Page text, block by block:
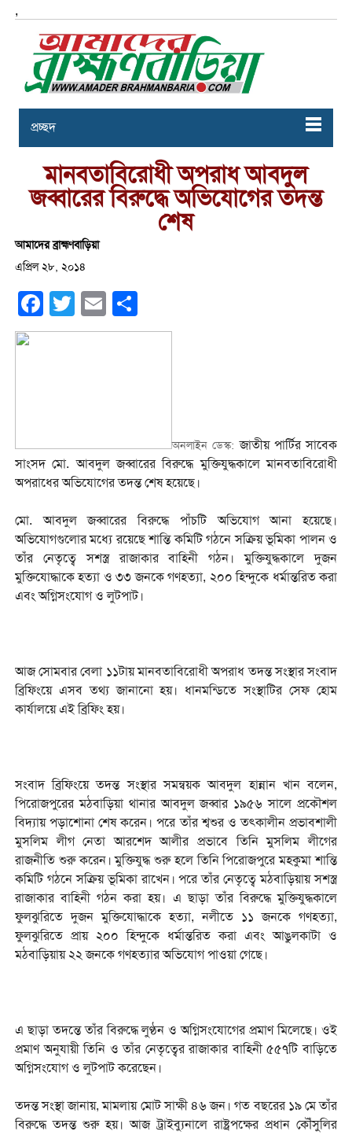
,
প্রচ্ছদ
মানবতাবিরোধী অপরাধ আবদুল
জব্বারের বিরুদ্ধে অভিযোগের তদন্ত
শেষ
আমাদের ব্রাহ্মণবাড়িয়া
এপ্রিল ২৮, ২০১৪
Facebook
Twitter Email
অনলাইন ডেস্ক:জাতীয় পার্টির সাবেক
সাংসদ মো. আবদুল জব্বারের বিরুদ্ধে মুক্তিযুদ্ধকালে মানবতাবিরোধী
অপরাধের অভিযোগের তদন্ত শেষ হয়েছে।
মো. আবদুল জব্বারের বিরুদ্ধে পাঁচটি অভিযোগ আনা হয়েছে।
অভিযোগগুলোর মধ্যে রয়েছে শান্তি কমিটি গঠনে সক্রিয় ভূমিকা পালন ও
তাঁর নেতৃত্বে সশস্ত্র রাজাকার বাহিনী গঠন। মুক্তিযুদ্ধকালে দুজন
মুক্তিযোদ্ধাকে হত্যা ও ৩৩ জনকে গণহত্যা, ২০০ হিন্দুকে ধর্মান্তরিত করা
এবং অগ্নিসংযোগ ও লুটপাট।
আজ সোমবার বেলা ১১টায় মানবতাবিরোধী অপরাধ তদন্ত সংস্থার সংবাদ
ব্রিফিংয়ে এসব তথ্য জানানো হয়। ধানমন্ডিতে সংস্থাটির সেফ হোম
কার্যালয়ে এই ব্রিফিং হয়।
সংবাদ ব্রিফিংয়ে তদন্ত সংস্থার সমন্বয়ক আবদুল হান্নান খান বলেন,
পিরোজপুরের মঠবাড়িয়া থানার আবদুল জব্বার ১৯৫৬ সালে প্রকৌশল
বিদ্যায় পড়াশোনা শেষ করেন। পরে তাঁর শ্বশুর ও তত্কালীন প্রভাবশালী
মুসলিম লীগ নেতা আরশেদ আলীর প্রভাবে তিনি মুসলিম লীগের
রাজনীতি শুরু করেন। মুক্তিযুদ্ধ শুরু হলে তিনি পিরোজপুরে মহকুমা শান্তি
কমিটি গঠনে সক্রিয় ভূমিকা রাখেন। পরে তাঁর নেতৃত্বে মঠবাড়িয়ায় সশস্ত্র
রাজাকার বাহিনী গঠন করা হয়। এ ছাড়া তাঁর বিরুদ্ধে মুক্তিযুদ্ধকালে
ফুলঝুরিতে দুজন মুক্তিযোদ্ধাকে হত্যা, নলীতে ১১ জনকে গণহত্যা,
ফুলঝুরিতে প্রায় ২০০ হিন্দুকে ধর্মান্তরিত করা এবং আঙুলকাটা ও
মঠবাড়িয়ায় ২২ জনকে গণহত্যার অভিযোগ পাওয়া গেছে।
এ ছাড়া তদন্তে তাঁর বিরুদ্ধে লুণ্ঠন ও অগ্নিসংযোগের প্রমাণ মিলেছে। ওই
প্রমাণ অনুযায়ী তিনি ও তাঁর নেতৃত্বের রাজাকার বাহিনী ৫৫৭টি বাড়িতে
অগ্নিসংযোগ ও লুটপাট করেছেন।
তদন্ত সংস্থা জানায়, মামলায় মোট সাক্ষী ৪৬ জন। গত বছরের ১৯ মে তাঁর
বিরুদ্ধে তদন্ত শুরু হয়। আজ ট্রাইব্যুনালে রাষ্ট্রপক্ষের প্রধান কৌঁসুলির